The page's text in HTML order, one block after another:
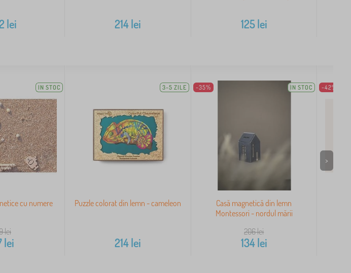
lei 214lei 125lei
IN STOC
cu numere
lei
lei
3-5 ZILE
Puzzle colorat din lemn - cameleon
214lei
-35% IN STOC
Casă magnetică din lemn
Montessori - nordul mării
206lei
134lei
-42%
>